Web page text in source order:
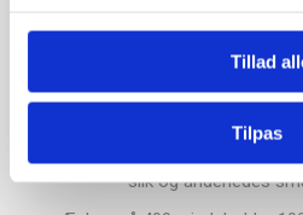
Tillad
Tilpas
hvert stykke ekstra sjovt
Center Shock er kendt for
syrlighed, der udfordrer
Kombinationen af det sure fyld
slik og anderledes